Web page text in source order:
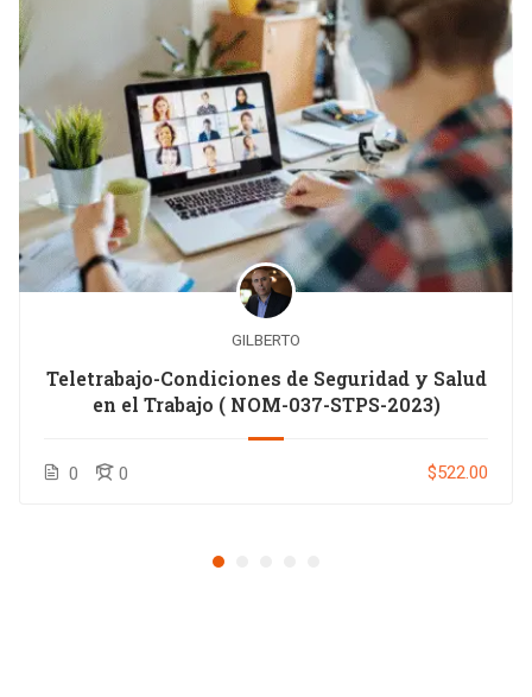
GILBERTO
Teletrabajo-Condiciones de Seguridad y Salud
en el Trabajo ( NOM-037-STPS-2023)
0 0 $522.00